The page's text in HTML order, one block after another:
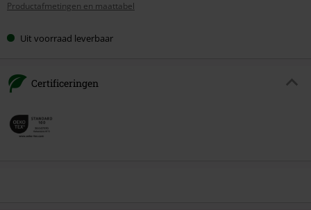
maat
Productafmetingen en maattabel
Uit voorraad leverbaar
Certificeringen